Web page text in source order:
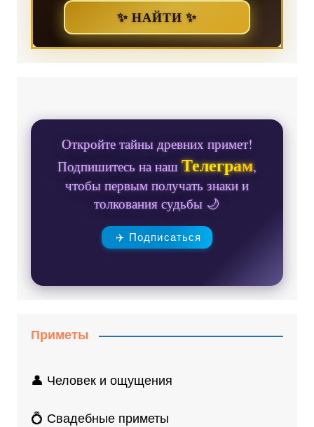
✨ НАЙТИ ✨
Откройте тайны древних примет!
Подпишитесь на нашТелеграм,
чтобы первым получать знаки и
толкования судьбы 🌙
✈️ Подписаться
Приметы
👤 Человек и ощущения
💍 Свадебные приметы